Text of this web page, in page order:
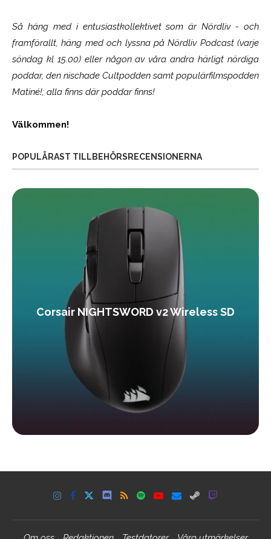
Så häng med i entusiastkollektivet som ärNördliv- och
framförallt, häng med och lyssna på Nördliv Podcast (varje
söndag kl 15.00) eller någon av våra andra härligt nördiga
poddar, den nischade Cultpodden samt populärfilmspodden
Matiné!; alla finns där poddar finns!
Välkommen!
POPULÄRAST TILLBEHÖRSRECENSIONERNA
Corsair NIGHTSWORD v2 Wireless SD